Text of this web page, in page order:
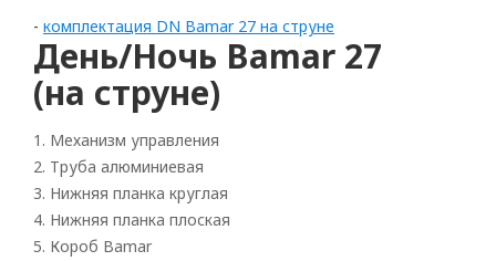
Рулонные
Горизонтальные
Вертикальные
Римские
- комплектация DN Bamar 27 на струне
День/Ночь Bamar 27
(на струне)
1. Механизм управления
2. Труба алюминиевая
3. Нижняя планка круглая
4. Нижняя планка плоская
5. Короб Bamar